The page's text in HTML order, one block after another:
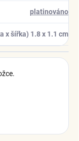
platinováno
x šířka) 1.8 x 1.1 cm